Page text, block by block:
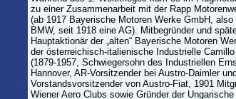
zu einer Zusammenarbeit mit der Rapp
(ab 1917 Bayerische Motoren Werke GmbH, also
BMW, seit 1918 eine AG). Mitbegründer und
Hauptaktionär der „alten“ Bayerische Motoren
der österreichisch-italienische Industrielle
(1879-1957, Schwiegersohn des Industriellen
Hannover, AR-Vorsitzender bei Austro-Daimler und
Vorstandsvorsitzender von Austro-Fiat, 1901
Wiener Aero Clubs sowie Gründer der Ungarische